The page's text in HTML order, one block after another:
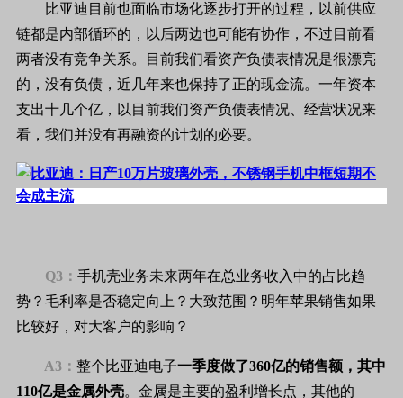
比亚迪目前也面临市场化逐步打开的过程，以前供应
链都是内部循环的，以后两边也可能有协作，不过目前看
两者没有竞争关系。目前我们看资产负债表情况是很漂亮
的，没有负债，近几年来也保持了正的现金流。一年资本
支出十几个亿，以目前我们资产负债表情况、经营状况来
看，我们并没有再融资的计划的必要。
Q3： 手机壳业务未来两年在总业务收入中的占比趋
势？毛利率是否稳定向上？大致范围？明年苹果销售如果
比较好，对大客户的影响？
A3： 整个比亚迪电子一季度做了360亿的销售额，其中
110亿是金属外壳。金属是主要的盈利增长点，其他的